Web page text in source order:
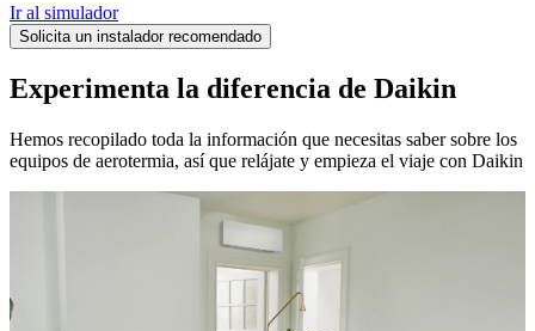
Ir al simulador
Solicita un instalador recomendado
Experimenta la diferencia de Daikin
Hemos recopilado toda la información que necesitas saber sobre los
equipos de aerotermia, así que relájate y empieza el viaje con Daikin